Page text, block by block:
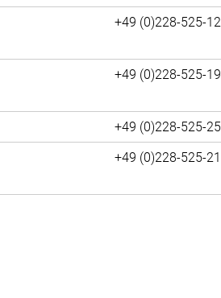
+49 (0)228-525-
+49 (0)228-525-
+49 (0)228-525-
+49 (0)228-525-